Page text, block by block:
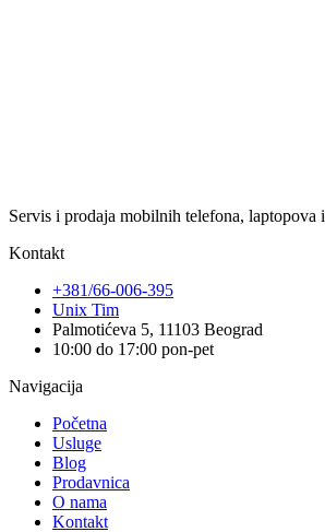
Servis i prodaja mobilnih telefona, laptopova
Kontakt
+381/66-006-395
Unix Tim
Palmotićeva 5, 11103 Beograd
10:00 do 17:00 pon-pet
Navigacija
Početna
Usluge
Blog
Prodavnica
O nama
Kontakt